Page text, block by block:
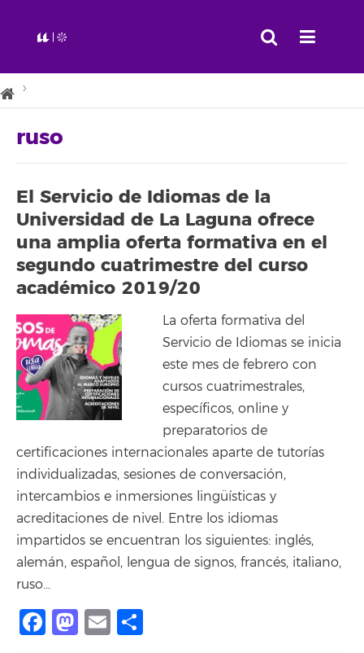
ruso
El Servicio de Idiomas de la
Universidad de La Laguna ofrece
una amplia oferta formativa en el
segundo cuatrimestre del curso
académico 2019/20
La oferta formativa del
Servicio de Idiomas se inicia
este mes de febrero con
cursos cuatrimestrales,
específicos, online y
preparatorios de
certificaciones internacionales aparte de tutorías
individualizadas, sesiones de conversación,
intercambios e inmersiones lingüísticas y
acreditaciones de nivel. Entre los idiomas
impartidos se encuentran los siguientes: inglés,
alemán, español, lengua de signos, francés, italiano,
ruso…
Facebook
Mastodon
Email